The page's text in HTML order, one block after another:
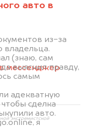
авто в
из-за
владельца.
(знаю, сам
выяснил правду,
самым
адекватную
сделка
авто.
я
мессенджер
экстремистской